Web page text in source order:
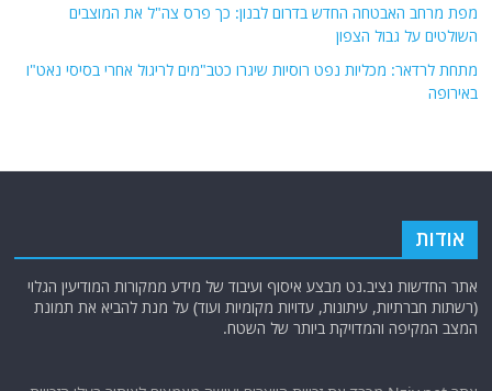
מפת מרחב האבטחה החדש בדרום לבנון: כך פרס צה"ל את המוצבים
השולטים על גבול הצפון
מתחת לרדאר: מכליות נפט רוסיות שיגרו כטב"מים לריגול אחרי בסיסי נאט"ו
באירופה
אודות
אתר החדשות נציב.נט מבצע איסוף ועיבוד של מידע ממקורות המודיעין הגלוי
(רשתות חברתיות, עיתונות, עדויות מקומיות ועוד) על מנת להביא את תמונת
המצב המקיפה והמדויקת ביותר של השטח.